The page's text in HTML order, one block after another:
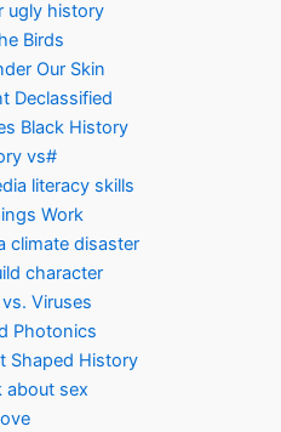
ugly history
Birds
Our Skin
Declassified
Black History
vs#
literacy skills
Work
climate disaster
character
Viruses
Photonics
Shaped History
about sex